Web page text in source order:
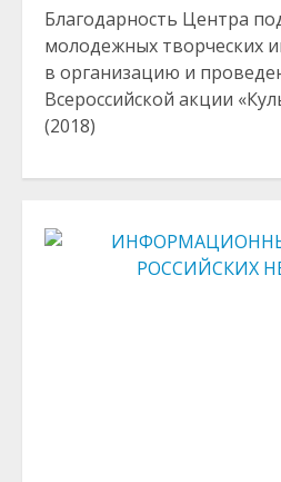
Благодарность Центра
молодежных творческих
в организацию и
Всероссийской акции
(2018)